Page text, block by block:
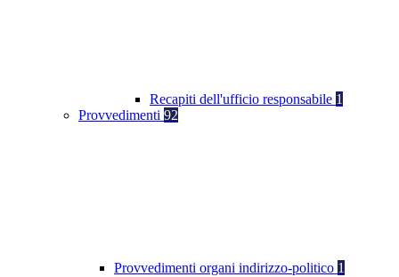
Recapiti dell'ufficio responsabile 1
Provvedimenti 92
Provvedimenti organi indirizzo-politico 1